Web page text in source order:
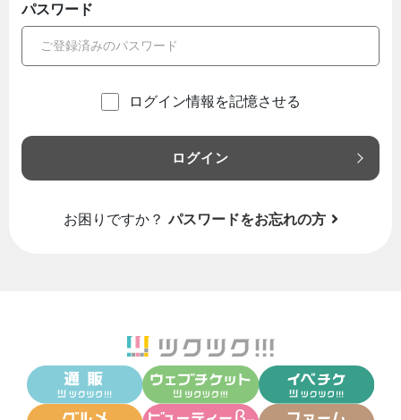
パスワード
ログイン情報を記憶させる
ログイン
お困りですか？ パスワードをお忘れの方